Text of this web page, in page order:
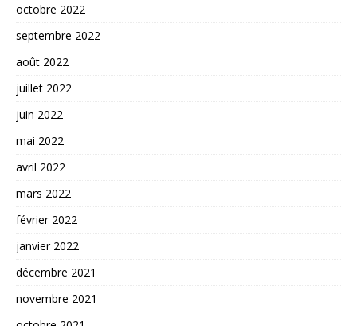
octobre 2022
septembre 2022
août 2022
juillet 2022
juin 2022
mai 2022
avril 2022
mars 2022
février 2022
janvier 2022
décembre 2021
novembre 2021